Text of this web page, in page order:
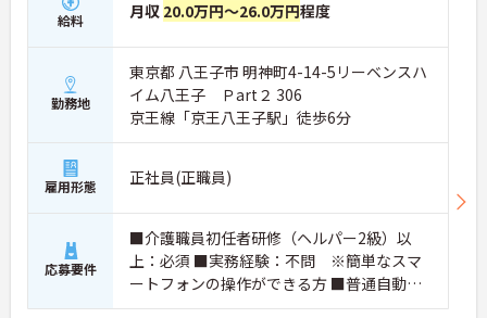
給料 月収 20.0万円～26.0万円程度
勤務地
東京都 八王子市 明神町4-14-5リーベンスハ
イム八王子 Ｐart２ 306
京王線「京王八王子駅」徒歩6分
雇用形態 正社員(正職員)
応募要件
■介護職員初任者研修（ヘルパー2級）以
上：必須 ■実務経験：不問 ※簡単なスマ
ートフォンの操作ができる方 ■普通自動車
運転免許（AT限定可）：あれば尚可